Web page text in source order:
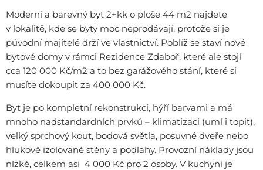
Moderní a barevný byt 2+kk o ploše 44 m2 najdete
v lokalitě, kde se byty moc neprodávají, protože si je
původní majitelé drží ve vlastnictví. Poblíž se staví nové
bytové domy v rámci Rezidence Zdaboř, které ale stojí
cca 120 000 Kč/m2 a to bez garážového stání, které si
musíte dokoupit za 400 000 Kč.
Byt je po kompletní rekonstrukci, hýří barvami a má
mnoho nadstandardních prvků – klimatizaci (umí i topit),
velký sprchový kout, bodová světla, posuvné dveře nebo
hlukově izolované stěny a podlahy. Provozní náklady jsou
nízké, celkem asi 4 000 Kč pro 2 osoby. V kuchyni je